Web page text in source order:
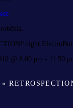
@ 8:00 pm - 11:50
«